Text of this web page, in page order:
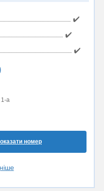
✔️
✔️
✔️
1-а
номер